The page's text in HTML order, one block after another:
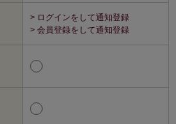
> ログインをして通知登録
> 会員登録をして通知登録